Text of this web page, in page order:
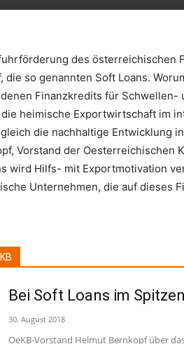
des österreichischen
so genannten Soft Loans.
Finanzkredits für Schwellen-
heimische Exportwirtschaft im
die nachhaltige Entwicklung
Vorstand der Oester­reichi­schen
wird Hilfs- mit Exportmotivation
Unternehmen, die auf dieses
Bei Soft Loans im
30. August 2018
OeKB-Vorstand Helmut Bernkopf über